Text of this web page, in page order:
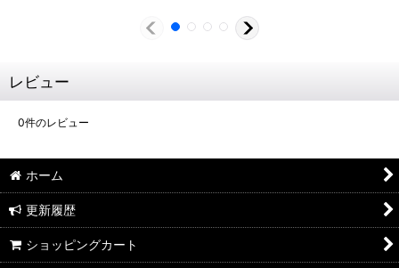
レビュー
0件のレビュー
ホーム
更新履歴
ショッピングカート